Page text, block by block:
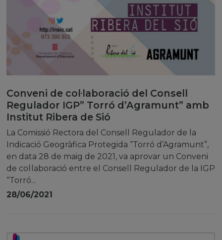
Conveni de col·laboració del Consell
Regulador IGP” Torró d’Agramunt” amb
Institut Ribera de Sió
La Comissió Rectora del Consell Regulador de la
Indicació Geogràfica Protegida “Torró d’Agramunt”,
en data 28 de maig de 2021, va aprovar un Conveni
de col·laboració entre el Consell Regulador de la IGP
“Torró...
28/06/2021